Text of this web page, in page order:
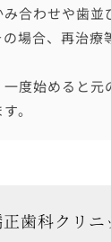
合わせや歯並
場合、再治療
度始めると元
。
歯科クリニ